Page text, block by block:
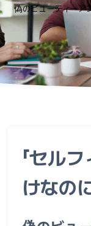
偽のビューティーア
「セル
けなの